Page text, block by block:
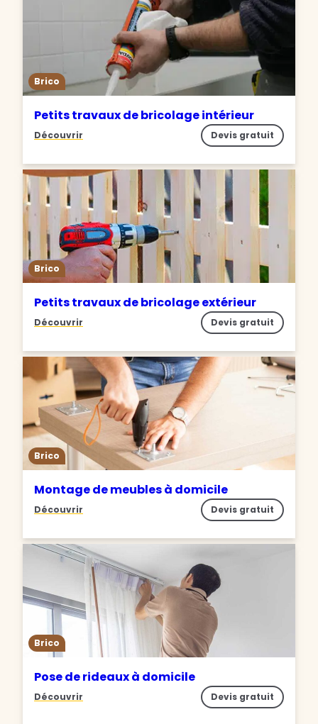
Brico
Petits travaux de bricolage intérieur
Découvrir Devis gratuit
Brico
Petits travaux de bricolage extérieur
Découvrir Devis gratuit
Brico
Montage de meubles à domicile
Découvrir Devis gratuit
Brico
Pose de rideaux à domicile
Découvrir Devis gratuit